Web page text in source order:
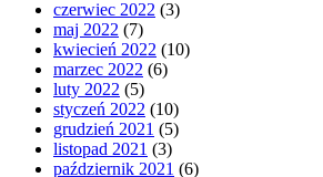
czerwiec 2022 (3)
maj 2022 (7)
kwiecień 2022 (10)
marzec 2022 (6)
luty 2022 (5)
styczeń 2022 (10)
grudzień 2021 (5)
listopad 2021 (3)
październik 2021 (6)